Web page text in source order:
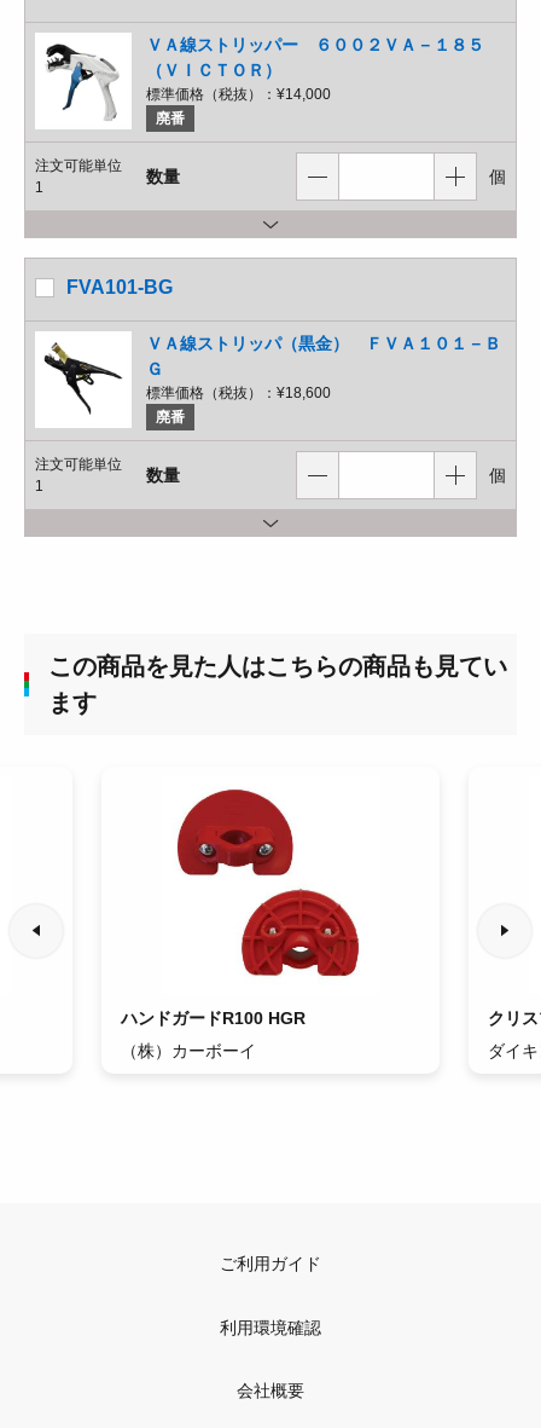
ＶＡ線ストリッパー ６００２ＶＡ－１８５
（ＶＩＣＴＯＲ）
標準価格（税抜）： ¥14,000
廃番
注文可能単位
1
数量 個
FVA101-BG
ＶＡ線ストリッパ（黒金） ＦＶＡ１０１－Ｂ
Ｇ
標準価格（税抜）： ¥18,600
廃番
注文可能単位
1
数量 個
この商品を見た人はこちらの商品も見てい
ます
ハンドガードR100 HGR
（株）カーボーイ
クリ
ダイ
ご利用ガイド
利用環境確認
会社概要